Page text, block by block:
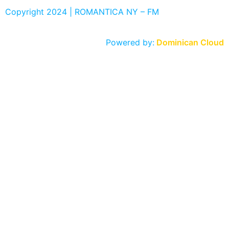
Copyright 2024 | ROMANTICA NY – FM
Powered by: Dominican Cloud